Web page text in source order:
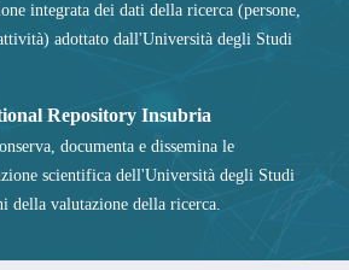
integrata dei dati della ricerca (persone,
adottato dall'Università degli Studi
Repository Insubria
documenta e dissemina le
scientifica dell'Università degli Studi
della valutazione della ricerca.